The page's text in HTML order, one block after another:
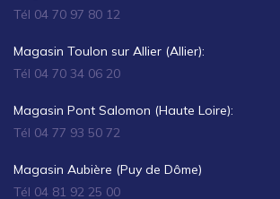
Tél 04 70 97 80 12
Magasin Toulon sur Allier (Allier):
Tél 04 70 34 06 20
Magasin Pont Salomon (Haute Loire):
Tél 04 77 93 50 72
Magasin Aubière (Puy de Dôme)
Tél 04 81 92 25 00